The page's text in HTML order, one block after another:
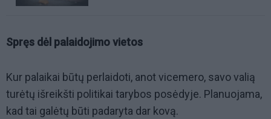
Spręs dėl palaidojimo vietos
Kur palaikai būtų perlaidoti, anot vicemero, savo valią
turėtų išreikšti politikai tarybos posėdyje. Planuojama,
kad tai galėtų būti padaryta dar kovą.